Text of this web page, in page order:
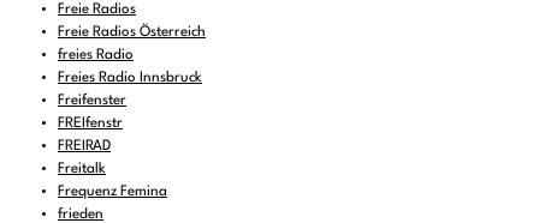
Freie Radios
Freie Radios Österreich
freies Radio
Freies Radio Innsbruck
Freifenster
FREIfenstr
FREIRAD
Freitalk
Frequenz Femina
frieden